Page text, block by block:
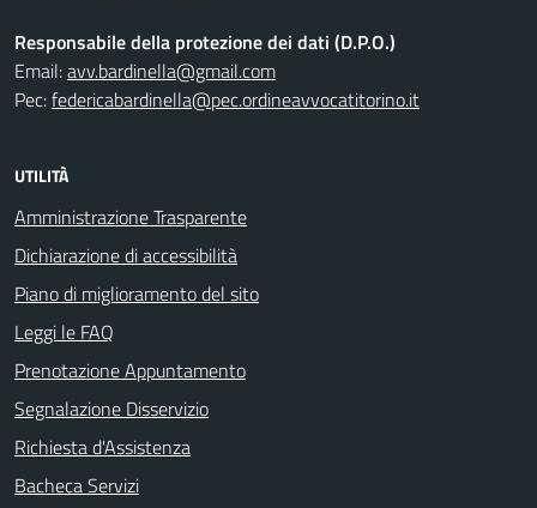
Responsabile della protezione dei dati (D.P.O.)
Email:avv.bardinella@gmail.com
Pec:federicabardinella@pec.ordineavvocatitorino.it
UTILITÀ
Amministrazione Trasparente
Dichiarazione di accessibilità
Piano di miglioramento del sito
Leggi le FAQ
Prenotazione Appuntamento
Segnalazione Disservizio
Richiesta d'Assistenza
Bacheca Servizi